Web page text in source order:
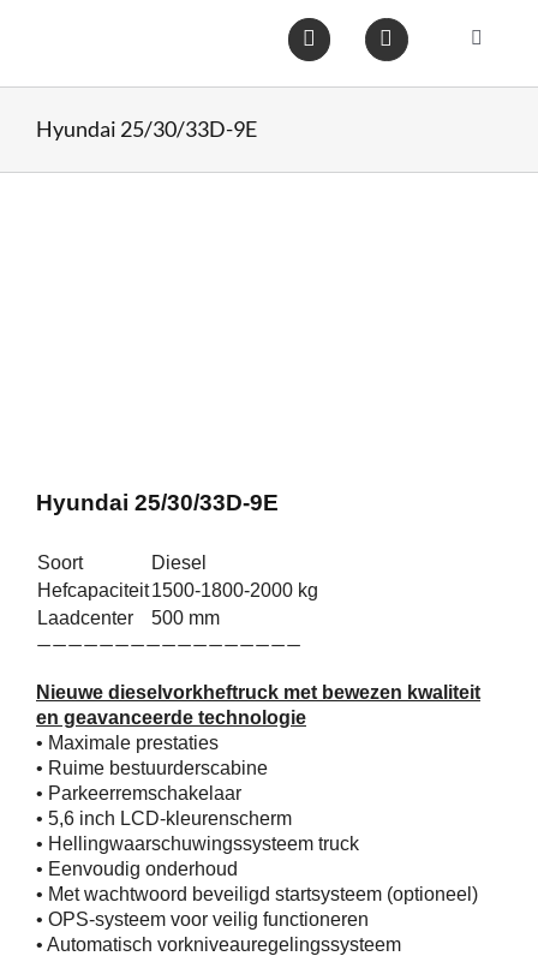
Toggle
Hyundai 25/30/33D-9E
Hyundai 25/30/33D-9E
Soort
Diesel
Hefcapaciteit1500-1800-2000 kg
Laadcenter
500 mm
—————————————————
Nieuwe dieselvorkheftruck met bewezen kwaliteit
en geavanceerde technologie
• Maximale prestaties
• Ruime bestuurderscabine
• Parkeerremschakelaar
• 5,6 inch LCD-kleurenscherm
• Hellingwaarschuwingssysteem truck
• Eenvoudig onderhoud
• Met wachtwoord beveiligd startsysteem (optioneel)
• OPS-systeem voor veilig functioneren
• Automatisch vorkniveauregelingssysteem